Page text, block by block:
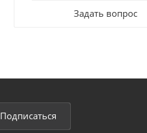
Задать вопрос
Подписаться